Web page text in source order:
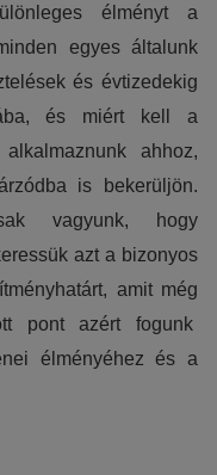
élményt a
egyes általunk
és évtizedekig
és miért kell a
alkalmaznunk ahhoz,
is bekerüljön.
vagyunk, hogy
azt a bizonyos
amit még
pont azért fogunk
élményéhez és a